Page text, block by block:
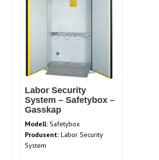
Labor Security
System – Safetybox –
Gasskap
Modell: Safetybox
Produsent: Labor Security
System